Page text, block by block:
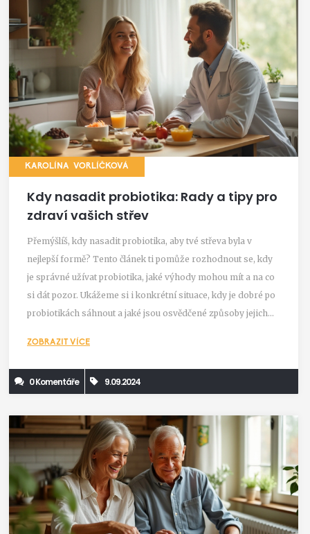
KAROLÍNA VORLÍČKOVÁ
Kdy nasadit probiotika: Rady a tipy pro
zdraví vašich střev
Přemýšlíš, kdy nasadit probiotika, aby tvé střeva byla v
nejlepší formě? Tento článek ti pomůže rozhodnout se, kdy
je správné užívat probiotika, jaké výhody mohou mít a na co
si dát pozor. Ukážeme si i konkrétní situace, kdy je dobré po
probiotikách sáhnout a jaké jsou osvědčené způsoby jejich
ZOBRAZIT VÍCE
0 Komentáře 9.09.2024